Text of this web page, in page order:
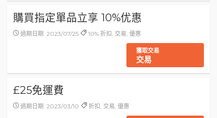
購買指定單品立享 10%优惠
過期日期: 2023/07/25 10% 折扣, 交易, 優惠
獲取交易
交易
£25免運費
過期日期: 2023/03/10 折扣, 交易, 優惠